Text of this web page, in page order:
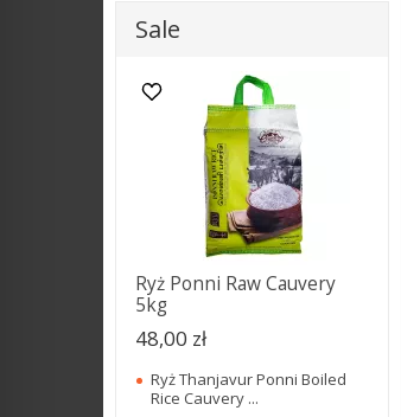
W ostatnich 30 dniach produktem interesuje się
Sale
Ryż Ponni Raw Cauvery
5kg
48,00 zł
Ryż Thanjavur Ponni Boiled
Rice Cauvery ...